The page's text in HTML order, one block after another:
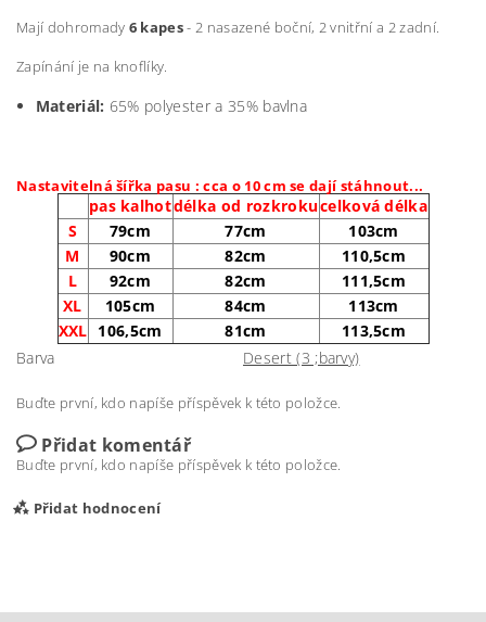
Mají dohromady 6 kapes- 2 nasazené boční, 2 vnitřní a 2 zadní.
Zapínání je na knoflíky.
Materiál: 65% polyester a 35% bavlna
Nastavitelná šířka pasu : cca o 10 cm se dají stáhnout...
pas kalhotdélka od rozkrokucelková délka
S
79cm 77cm
103cm
M
90cm 82cm
110,5cm
L
92cm 82cm
111,5cm
XL
105cm 84cm
113cm
XXL 106,5cm 81cm
113,5cm
Barva
Desert (3 ;barvy)
Buďte první, kdo napíše příspěvek k této položce.
Přidat komentář
Buďte první, kdo napíše příspěvek k této položce.
Přidat hodnocení